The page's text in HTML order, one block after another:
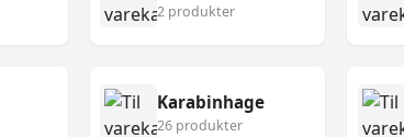
2 produkter
Karabinhage
26 produkter